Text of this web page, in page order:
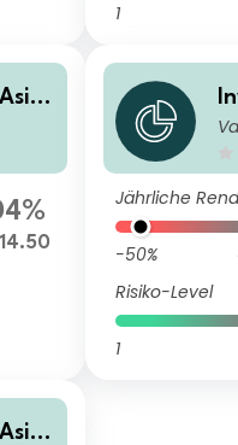
1
Z
Jährliche
-50%
Risiko-Level
1